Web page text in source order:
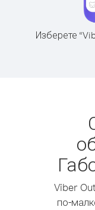
Изберете
Viber
по-